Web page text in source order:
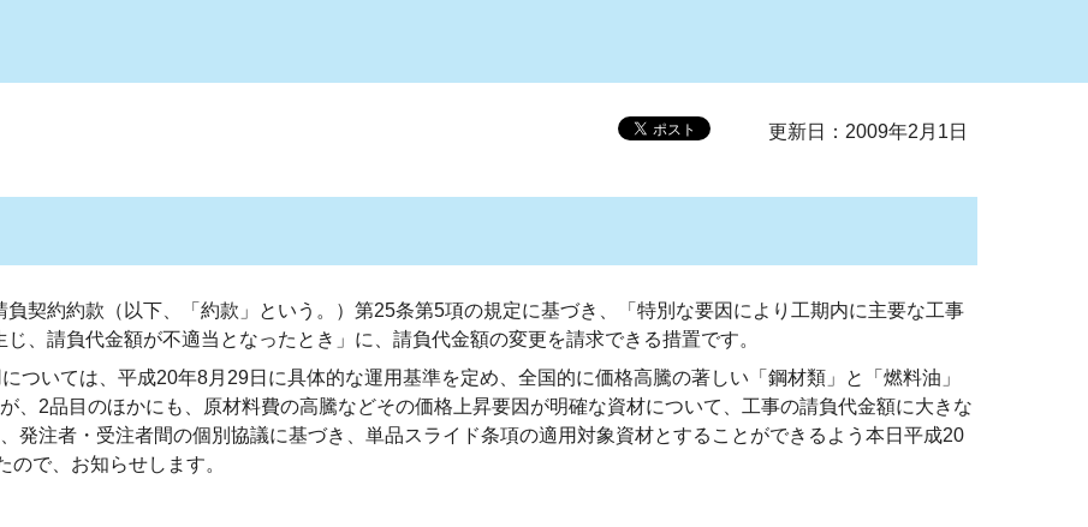
更新日：2009年2月1日
負契約約款（以下、「約款」という。）第25条第5項の規定に基づき、「特別な要因により工期内に主要な工事
、請負代金額が不適当となったとき」に、請負代金額の変更を請求できる措置です。
ついては、平成20年8月29日に具体的な運用基準を定め、全国的に価格高騰の著しい「鋼材類」と「燃料油」
、2品目のほかにも、原材料費の高騰などその価格上昇要因が明確な資材について、工事の請負代金額に大きな
発注者・受注者間の個別協議に基づき、単品スライド条項の適用対象資材とすることができるよう本日平成20
で、お知らせします。